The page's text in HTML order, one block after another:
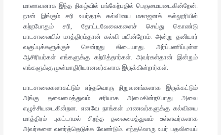
மாணவனாக இந்த நிகழ்வில் பங்கேற்பதில் பெருமையடைகின்றேன்.
நான் இங்கும் சரி உயர்தரக் கல்வியை மகாஜனக் கல்லூரியில்
கற்றபோதும் சரி, தோட்டவேலைகளைச் செய்து கொண்டு
பாடசாலையில் மாத்திரம்தான் கல்வி பயின்றோம். அன்று தனியார்
வகுப்புக்களுக்குச் சென்றது கிடையாது. அர்ப்பணிப்புள்ள
ஆசிரியர்கள் எங்களுக்கு கற்பித்தார்கள். அவர்கள்தான் இன்றும்
எங்களுக்கு முன்மாதிரியானவர்களாக இருக்கின்றார்கள்.
பாடசாலைகளாகட்டும் எந்தவொரு நிறுவனங்களாக இருக்கட்டும்
அங்கு தலைமைத்துவம் சரியாக அமைகின்றபோது அவை
எழுச்சியடைகின்றன. எனவே நாங்கள் மாணவர்களுக்கு கல்வியை
மாத்திரம் புகட்டாமல் சிறந்த தலைமைத்துவம் உள்ளவர்களாக
அவர்களை வளர்த்தெடுக்க வேண்டும். எந்தவொரு உயர் பதவியைப்